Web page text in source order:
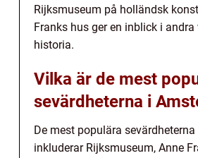
Rijksmuseum på holländsk
Franks hus ger en inblick i
historia.
Vilka är de mest
sevärdheterna i
De mest populära
inkluderar Rijksmuseum, Anne